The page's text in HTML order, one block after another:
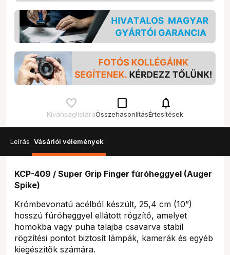
Kívánságlistára
check_box_outline_blank
Összehasonlítás
notifications
Értesítések
Leírás Vásárlói vélemények
KCP-409 / Super Grip Finger fúróheggyel (Auger
Spike)
Krómbevonatú acélból készült, 25,4 cm (10”)
hosszú fúróheggyel ellátott rögzítő, amelyet
homokba vagy puha talajba csavarva stabil
rögzítési pontot biztosít lámpák, kamerák és egyéb
kiegészítők számára.